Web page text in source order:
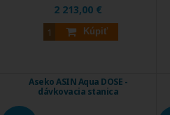
2 213,00 €
Kúpiť
Aseko ASIN Aqua DOSE -
dávkovacia stanica